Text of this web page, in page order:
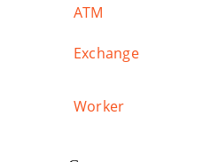
ATM
Exchange
Worker